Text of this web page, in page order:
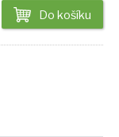
Do košíku